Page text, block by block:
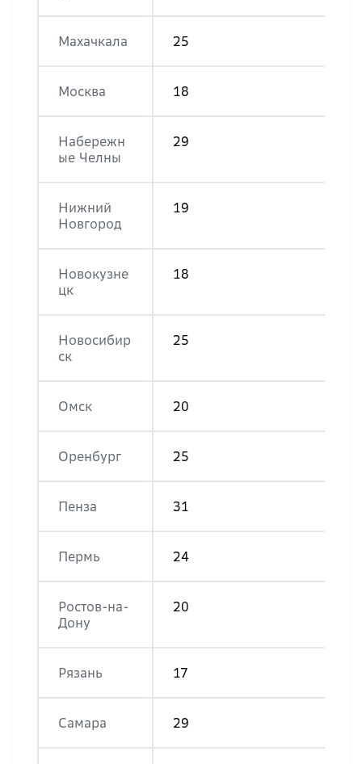
Махачкала 25
Москва 18
Набережн
ые Челны
29
Нижний
Новгород
19
Новокузне
цк
18
Новосибир
ск
25
Омск 20
Оренбург 25
Пенза 31
Пермь 24
Ростов-на-
Дону
20
Рязань 17
Самара 29